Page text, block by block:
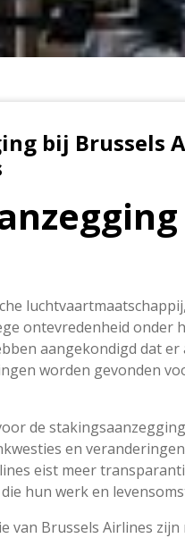
bij Brussels
ontevredenheid onder
aangekondigd dat
worden gevonden
de
en
eist meer
hun werk en
van Brussels Airlines